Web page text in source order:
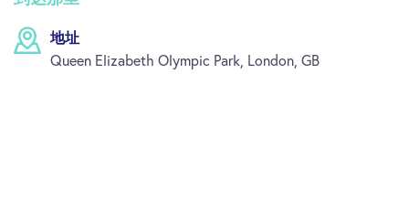
地址
Queen Elizabeth Olympic Park, London, GB